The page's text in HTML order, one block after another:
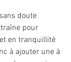
doute
pour
en tranquillité
à ajouter une à